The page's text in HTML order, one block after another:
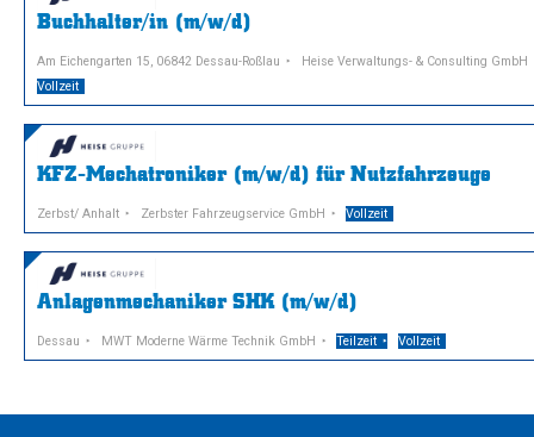
Buchhalter/in (m/w/d)
Am Eichengarten 15, 06842 Dessau-Roßlau
Heise Verwaltungs- & Consulting GmbH
Vollzeit
KFZ-Mechatroniker (m/w/d) für Nutzfahrzeuge
Zerbst/ Anhalt Zerbster Fahrzeugservice GmbH Vollzeit
Anlagenmechaniker SHK (m/w/d)
Dessau MWT Moderne Wärme Technik GmbH Teilzeit Vollzeit